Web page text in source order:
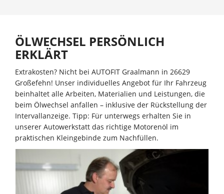
ÖLWECHSEL PERSÖNLICH
ERKLÄRT
Extrakosten? Nicht bei AUTOFIT Graalmann in 26629
Großefehn! Unser individuelles Angebot für Ihr Fahrzeug
beinhaltet alle Arbeiten, Materialien und Leistungen, die
beim Ölwechsel anfallen – inklusive der Rückstellung der
Intervallanzeige. Tipp: Für unterwegs erhalten Sie in
unserer Autowerkstatt das richtige Motorenöl im
praktischen Kleingebinde zum Nachfüllen.